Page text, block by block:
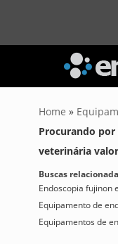
Home »
Procurando
veterinária
Buscas
Endoscopia fujinon
Equipamento de
Equipamentos de